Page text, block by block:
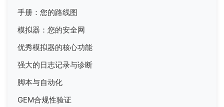
手册：您的路线图
模拟器：您的安全网
优秀模拟器的核心功能
强大的日志记录与诊断
脚本与自动化
GEM合规性验证